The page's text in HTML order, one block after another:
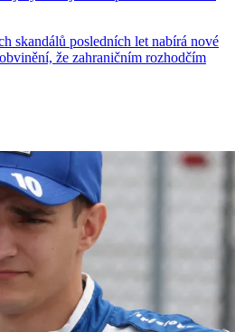
skandálů posledních let nabírá nové
že zahraničním rozhodčím